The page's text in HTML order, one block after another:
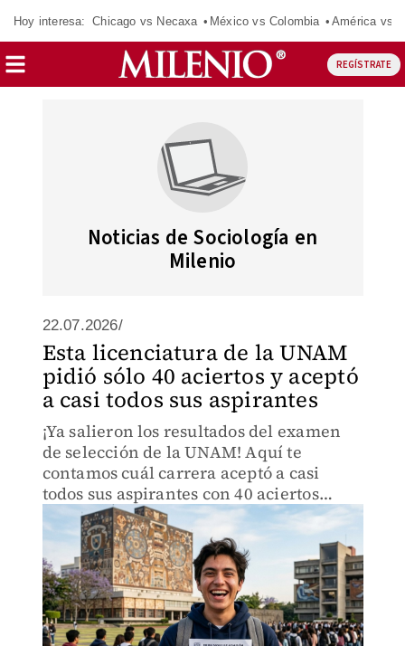
Hoy interesa: Chicago vs Necaxa México vs Colombia América vs
REGÍSTRATE
Noticias de Sociología en
Milenio
22.07.2026/
Esta licenciatura de la UNAM
pidió sólo 40 aciertos y aceptó
a casi todos sus aspirantes
¡Ya salieron los resultados del examen
de selección de la UNAM! Aquí te
contamos cuál carrera aceptó a casi
todos sus aspirantes con 40 aciertos
mínimo.